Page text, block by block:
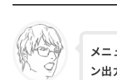
メニ
ン